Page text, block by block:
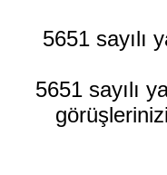
5651 sayılı
5651 sayılı